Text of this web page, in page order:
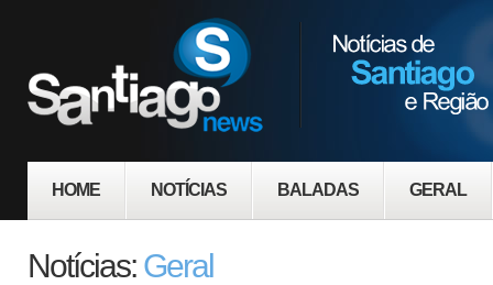
HOME NOTÍCIAS BALADAS GERAL
Notícias: Geral